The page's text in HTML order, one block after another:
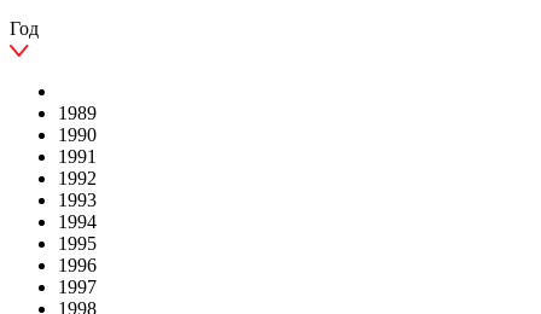
Год
1989
1990
1991
1992
1993
1994
1995
1996
1997
1998